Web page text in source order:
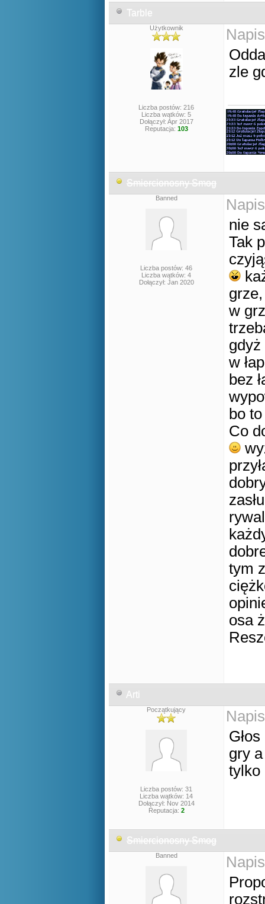
Tarble
Użytkownik
Liczba postów: 216
Liczba wątków: 5
Dołączył: Apr 2017
Reputacja: 103
zle
Smiercionosny Smog
Banned
Liczba postów: 46
Liczba wątków: 4
Dołączył: Jan 2020
nie
Tak
w
gdyż
w
bez
bo
Co
tym
osa
Arti
Początkujący
Liczba postów: 31
Liczba wątków: 14
Dołączył: Nov 2014
Reputacja: 2
gry
tylko
Smiercionosny Smog
Banned